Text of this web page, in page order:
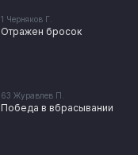
1 Черняков Г.
Отражен бросок
63 Журавлев П.
Победа в вбрасывании